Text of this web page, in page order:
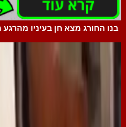
בנו החורג מצא חן בעיניו מהרגע